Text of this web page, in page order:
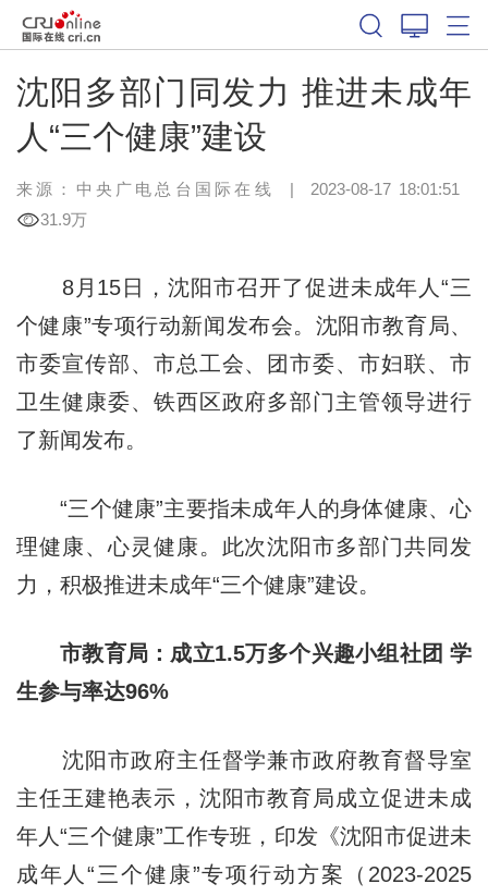
沈阳多部门同发力 推进未成年
人“三个健康”建设
来源：中央广电总台国际在线 | 2023-08-17 18:01:51
31.9万
8月15日，沈阳市召开了促进未成年人“三
个健康”专项行动新闻发布会。沈阳市教育局、
市委宣传部、市总工会、团市委、市妇联、市
卫生健康委、铁西区政府多部门主管领导进行
了新闻发布。
“三个健康”主要指未成年人的身体健康、心
理健康、心灵健康。此次沈阳市多部门共同发
力，积极推进未成年“三个健康”建设。
市教育局：成立1.5万多个兴趣小组社团 学
生参与率达96%
沈阳市政府主任督学兼市政府教育督导室
主任王建艳表示，沈阳市教育局成立促进未成
年人“三个健康”工作专班，印发《沈阳市促进未
成年人“三个健康”专项行动方案（2023-2025